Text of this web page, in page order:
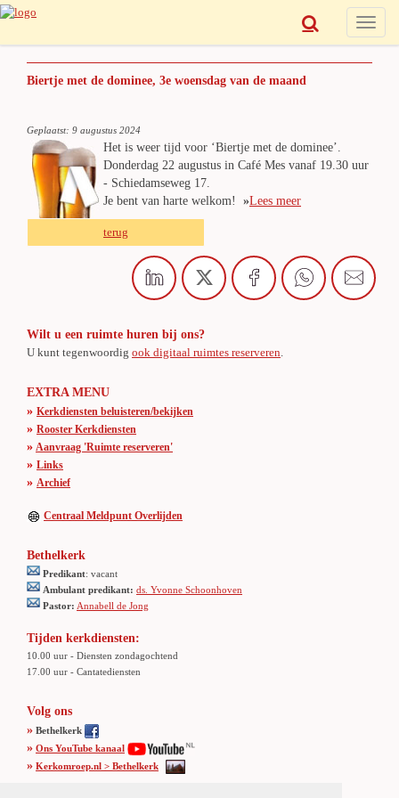
Toggle
Biertje met de dominee, 3e woensdag van de maand
Geplaatst: 9 augustus 2024
Het is weer tijd voor ‘Biertje met de dominee’.
Donderdag 22 augustus in Café Mes vanaf 19.30 uur
- Schiedamseweg 17.
Je bent van harte welkom! »Lees meer
terug
Wilt u een ruimte huren bij ons?
U kunt tegenwoordig ook digitaal ruimtes reserveren
EXTRA MENU
» Kerkdiensten beluisteren/bekijken
» Rooster Kerkdiensten
» Aanvraag 'Ruimte reserveren'
» Links
» Archief
Centraal Meldpunt Overlijden
Bethelkerk
Predikant: vacant
Ambulant predikant: ds. Yvonne Schoonhoven
Pastor: Annabell de Jong
Tijden kerkdiensten:
10.00 uur - Diensten zondagochtend
17.00 uur - Cantatediensten
Volg ons
» Bethelkerk
» Ons YouTube kanaal
» Kerkomroep.nl > Bethelkerk